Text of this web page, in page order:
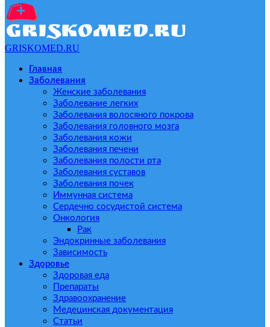
GRISKOMED.RU
Главная
Заболевания
Женские заболевания
Заболевание легких
Заболевания волосяного покрова
Заболевания головного мозга
Заболевания кожи
Заболевания печени
Заболевания полости рта
Заболевания суставов
Заболевания почек
Иммунная система
Сердечно сосудистой система
Онкология
Рак
Эндокринные заболевания
Зависимость
Здоровье
Здоровая еда
Препараты
Здравоохранение
Медецинская документация
Статьи